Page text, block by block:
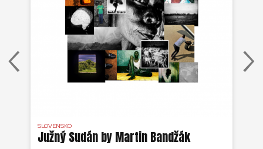
SLOVENSKO
Južný Sudán by Martin Bandžák